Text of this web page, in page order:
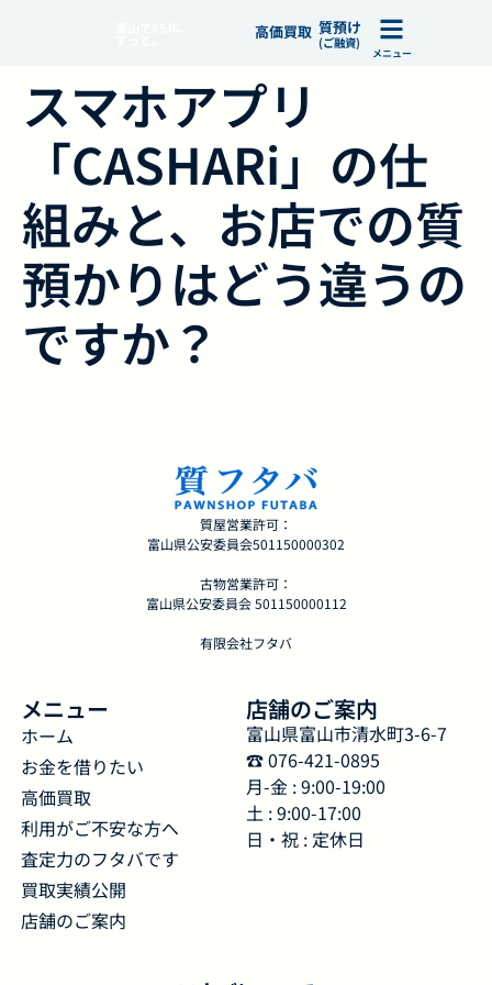
高価買取 質預け
(ご融資)
メニュー
スマホアプリ
「CASHARi」の仕
組みと、お店での質
預かりはどう違うの
ですか？
質屋営業許可：
富山県公安委員会501150000302
古物営業許可：
富山県公安委員会 501150000112
有限会社フタバ
メニュー
ホーム
お金を借りたい
高価買取
利用がご不安な方へ
査定力のフタバです
買取実績公開
店舗のご案内
店舗のご案内
富山県富山市清水町3-6-7
☎︎ 076-421-0895
月-金 : 9:00-19:00
土 : 9:00-17:00
日・祝 : 定休日